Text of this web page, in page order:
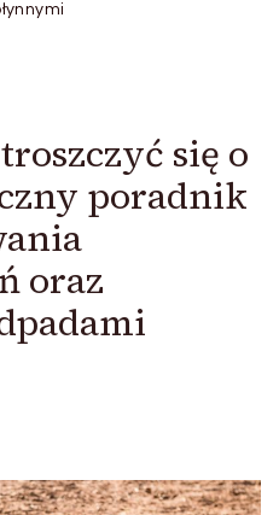
się o
poradnik
oraz